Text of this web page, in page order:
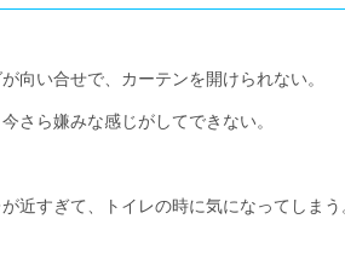
向い合せで、カーテンを開けられない。
さら嫌みな感じがしてできない。
近すぎて、トイレの時に気になってしまう